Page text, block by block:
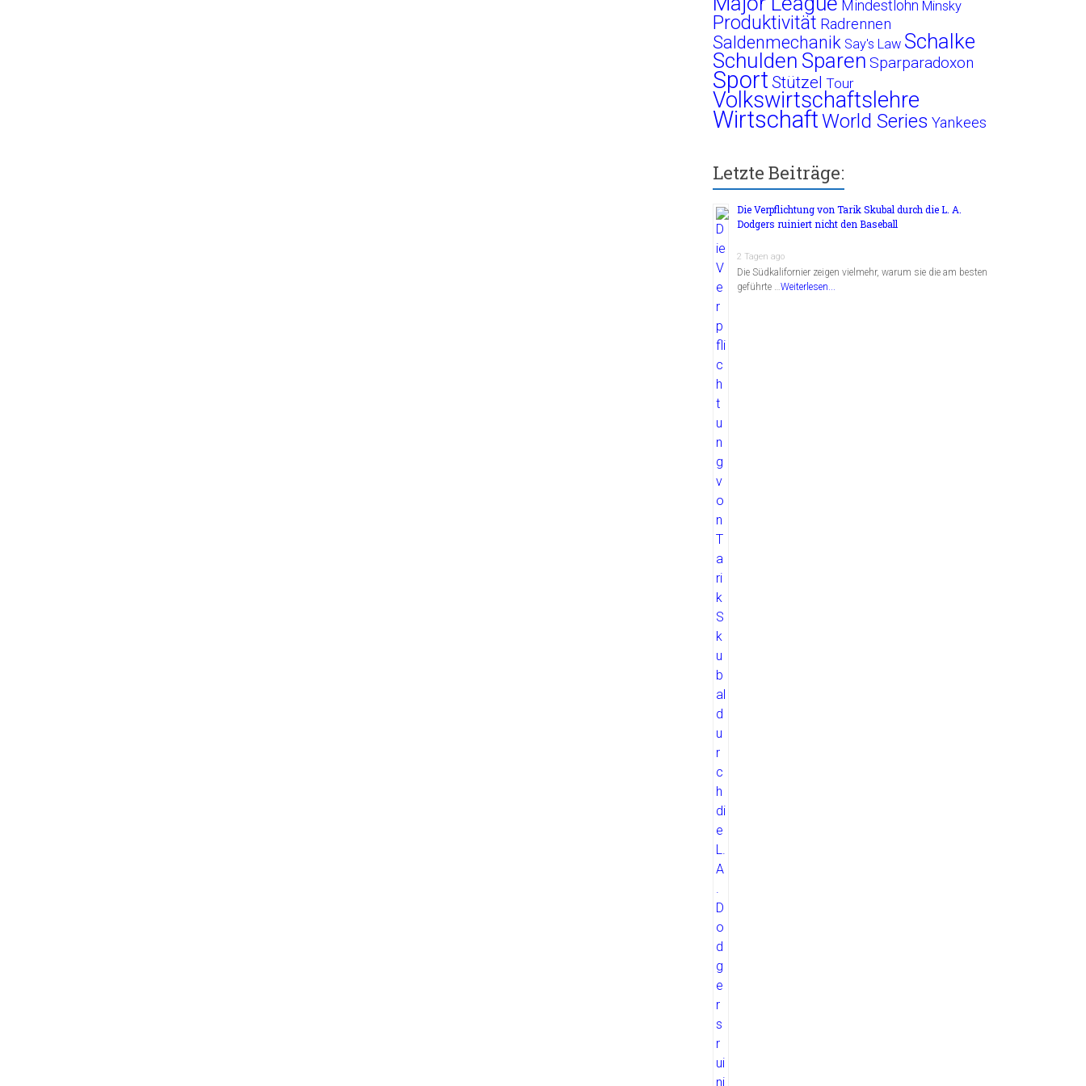
Mindestlohn Minsky
Produktivität Radrennen
Saldenmechanik Say's Law Schalke
Schulden Sparen Sparparadoxon
Sport Stützel Tour
Volkswirtschaftslehre
WirtschaftWorld Series Yankees
Letzte Beiträge:
Die Verpflichtung von Tarik Skubal durch die L. A.
Dodgers ruiniert nicht den Baseball
2 Tagen ago
Die Südkalifornier zeigen vielmehr, warum sie die am besten
geführte …Weiterlesen...